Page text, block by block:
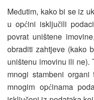
Međutim, kako bi se iz
u općini isključili
povrat uništene
obraditi zahtjeve (kako
uništenu imovinu ili ne).
mnogi stambeni
mnogim općinama